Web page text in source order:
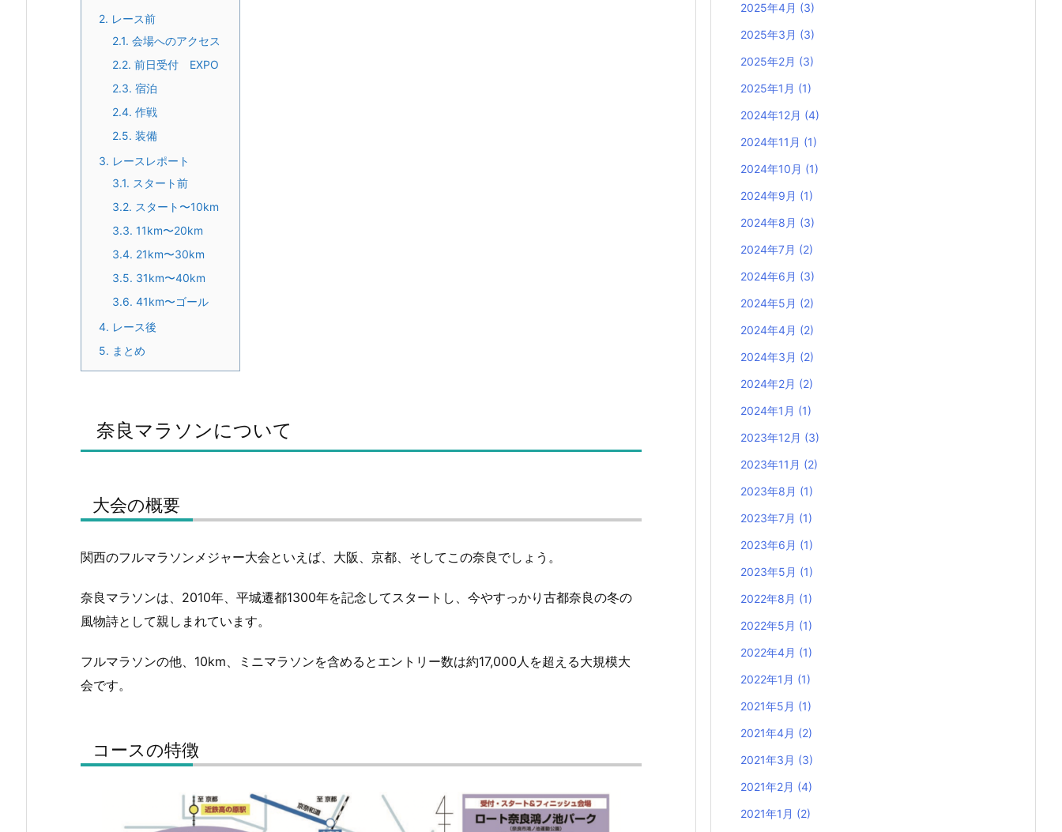
2. レース前
2.1. 会場へのアクセス
2.2. 前日受付 EXPO
2.3. 宿泊
2.4. 作戦
2.5. 装備
3. レースレポート
3.1. スタート前
3.2. スタート〜10km
3.3. 11km〜20km
3.4. 21km〜30km
3.5. 31km〜40km
3.6. 41km〜ゴール
4. レース後
5. まとめ
奈良マラソンについて
大会の概要
関西のフルマラソンメジャー大会といえば、大阪、京都、そしてこの奈良でしょう。
奈良マラソンは、2010年、平城遷都1300年を記念してスタートし、今やすっかり古都奈良の冬の
風物詩として親しまれています。
フルマラソンの他、10km、ミニマラソンを含めるとエントリー数は約17,000人を超える大規模大
会です。
コースの特徴
2025年4月 (3)
2025年3月 (3)
2025年2月 (3)
2025年1月 (1)
2024年12月 (4)
2024年11月 (1)
2024年10月 (1)
2024年9月 (1)
2024年8月 (3)
2024年7月 (2)
2024年6月 (3)
2024年5月 (2)
2024年4月 (2)
2024年3月 (2)
2024年2月 (2)
2024年1月 (1)
2023年12月 (3)
2023年11月 (2)
2023年8月 (1)
2023年7月 (1)
2023年6月 (1)
2023年5月 (1)
2022年8月 (1)
2022年5月 (1)
2022年4月 (1)
2022年1月 (1)
2021年5月 (1)
2021年4月 (2)
2021年3月 (3)
2021年2月 (4)
2021年1月 (2)